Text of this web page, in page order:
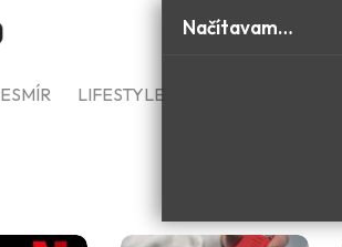
Načítavam…
LIFESTYLE